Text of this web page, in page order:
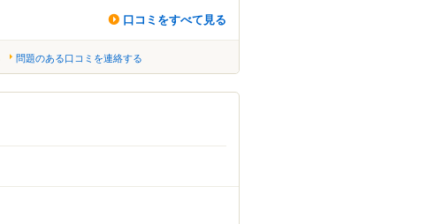
口コミをすべて見る
問題のある口コミを連絡する